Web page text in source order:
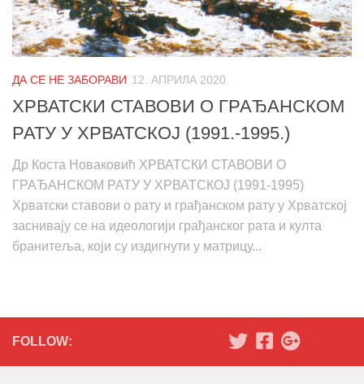
ДА СЕ НЕ ЗАБОРАВИ 12. АПРИЛА 2020.
ХРВАТСКИ СТАВОВИ О ГРАЂАНСКОМ
РАТУ У ХРВАТСКОЈ (1991.-1995.)
Др Коста Новаковић ХРВАТСКИ СТАВОВИ О
ГРАЂАНСКОМ РАТУ У ХРВАТСКОЈ (1991-1995)
Хрватски ставови о рату и грађанском рату у Хрватској
заснивају се на идеологији грађанског рата и култа
бранитеља, који су издигнути у матрицу...
FOLLOW: